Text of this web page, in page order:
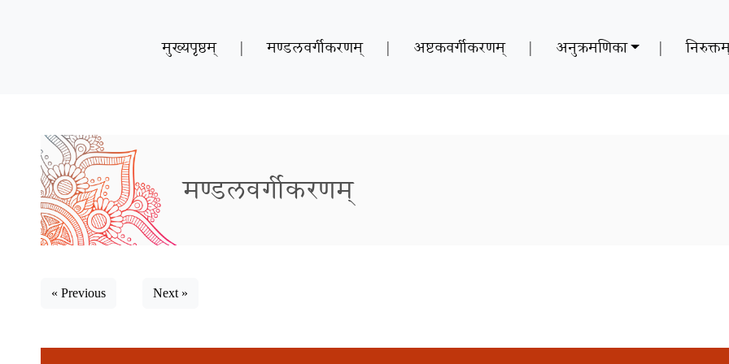
मुख्यपृष्ठम् | मण्डलवर्गीकरणम् | अष्टकवर्गीकरणम् | अनुक्रमणिका |
मण्डलवर्गीकरणम्
« Previous Next »